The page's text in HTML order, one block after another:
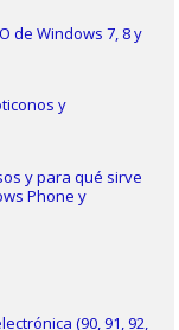
de Windows 7, 8 y
y
y para qué sirve
Phone y
(90, 91, 92,